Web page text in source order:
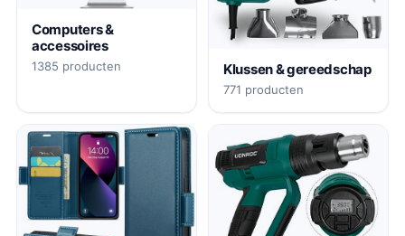
Computers &
accessoires
1385 producten Klussen & gereedschap
771 producten